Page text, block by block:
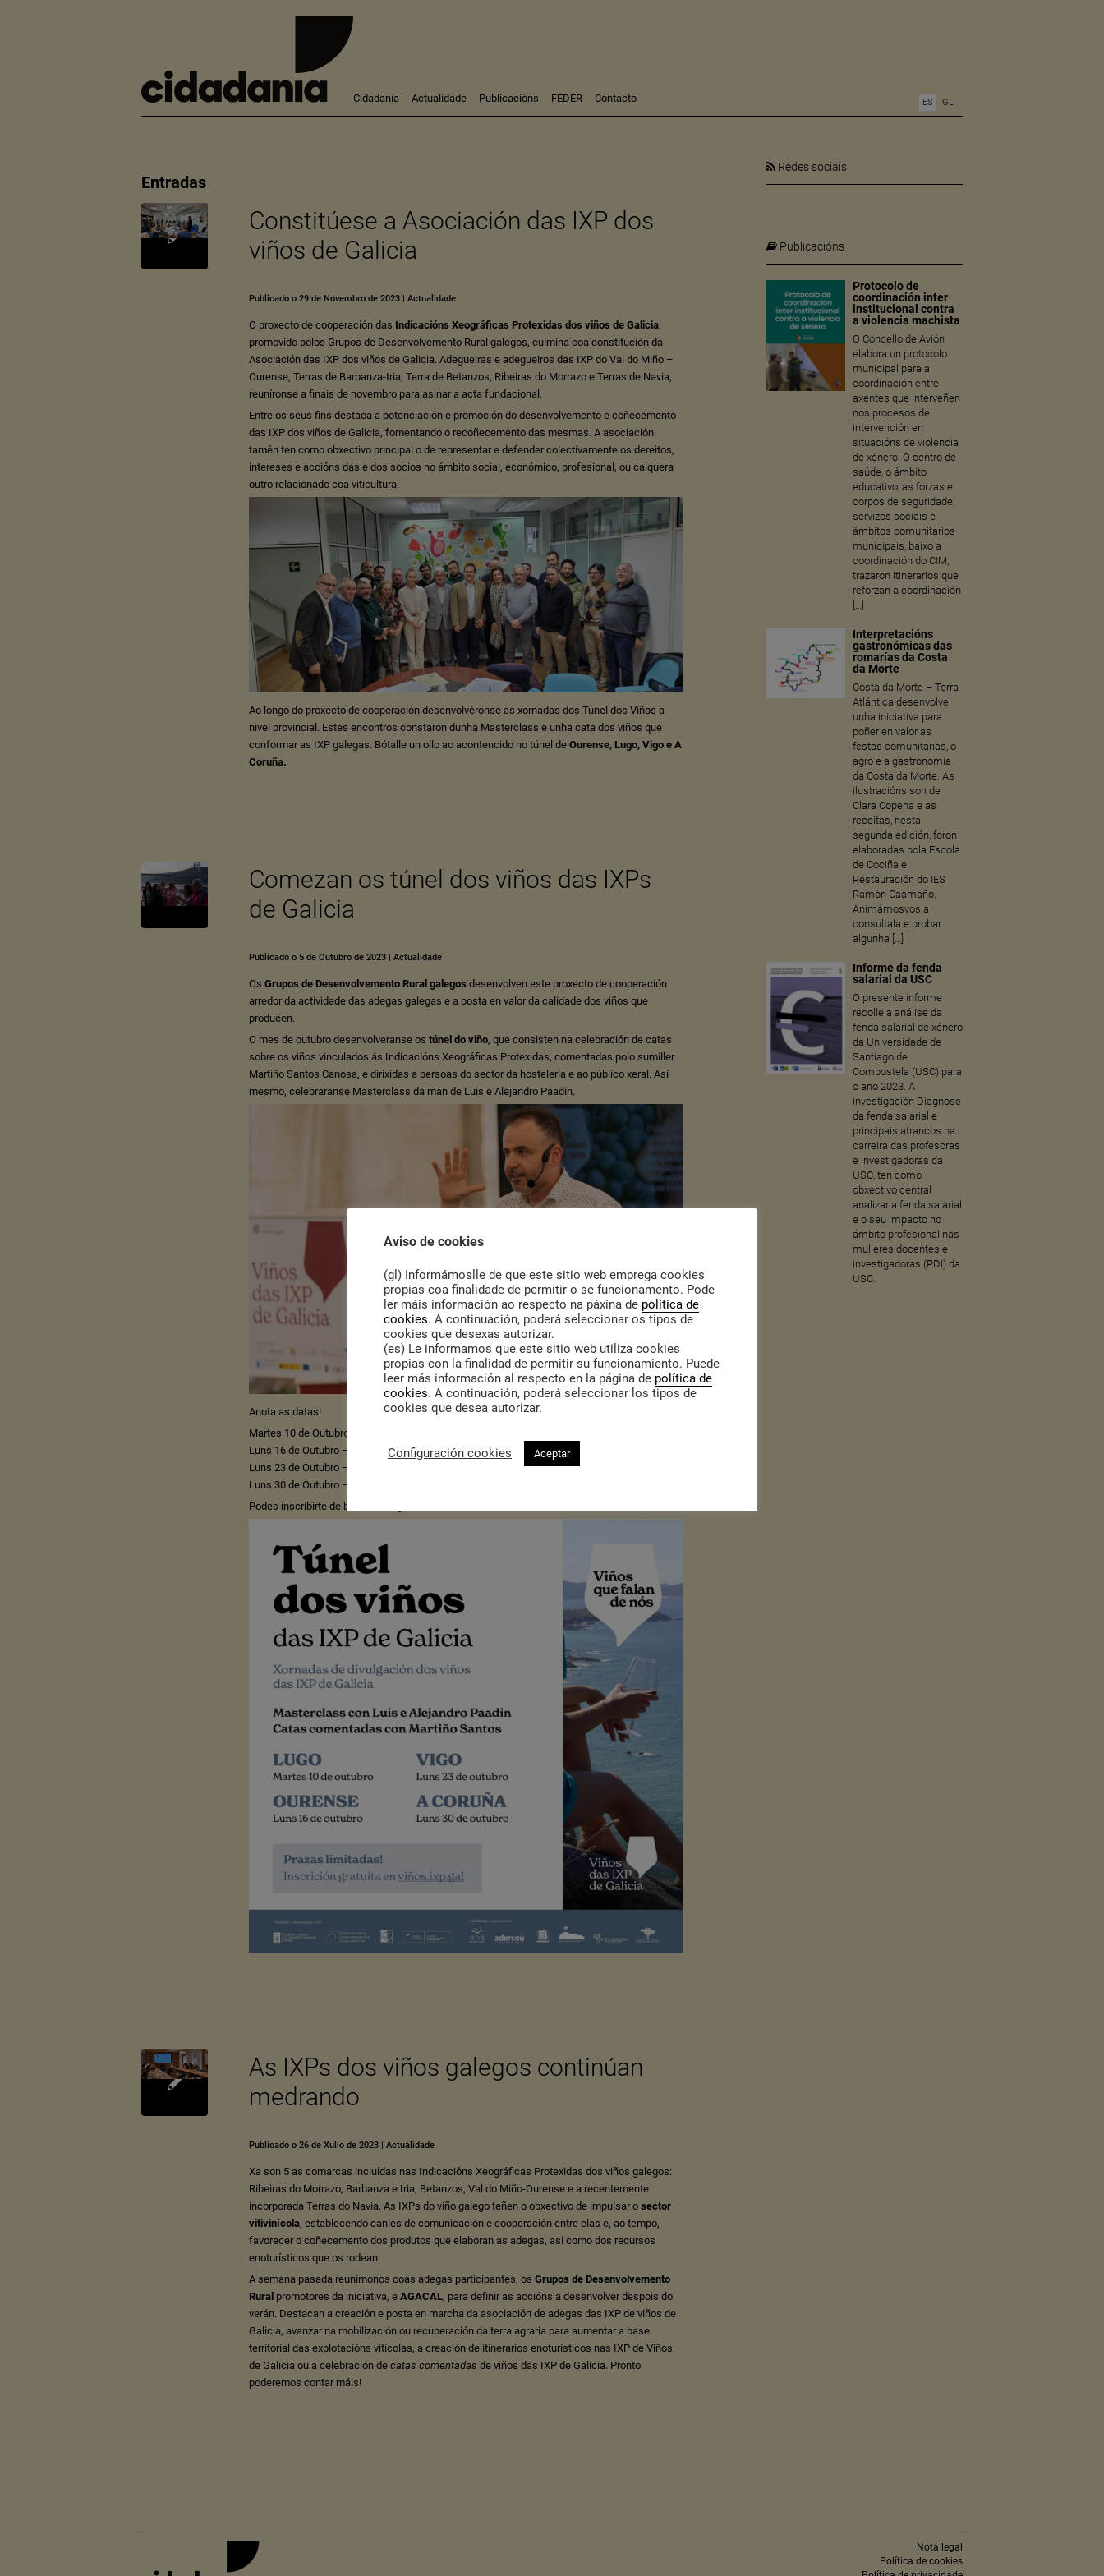
Cidadanía Actualidade Publicacións FEDER Contacto ES GL
Entradas
Constitúese a Asociación das IXP dos
viños de Galicia
Publicado o 29 de Novembro de 2023 | Actualidade
O proxecto de cooperación das Indicacións Xeográficas Protexidas dos viños de Galicia,
promovido polos Grupos de Desenvolvemento Rural galegos, culmina coa constitución da
Asociación das IXP dos viños de Galicia. Adegueiras e adegueiros das IXP do Val do Miño –
Ourense, Terras de Barbanza-Iria, Terra de Betanzos, Ribeiras do Morrazo e Terras de Navia,
reuníronse a finais de novembro para asinar a acta fundacional.
Entre os seus fins destaca a potenciación e promoción do desenvolvemento e coñecemento
das IXP dos viños de Galicia, fomentando o recoñecemento das mesmas. A asociación
tamén ten como obxectivo principal o de representar e defender colectivamente os dereitos,
intereses e accións das e dos socios no ámbito social, económico, profesional, ou calquera
outro relacionado coa viticultura.
Ao longo do proxecto de cooperación desenvolvéronse as xornadas dos Túnel dos Viños a
nivel provincial. Estes encontros constaron dunha Masterclass e unha cata dos viños que
conformar as IXP galegas. Bótalle un ollo ao acontencido no túnel de Ourense, Lugo, Vigo e A
Coruña.
Comezan os túnel dos viños das IXPs
de Galicia
Publicado o 5 de Outubro de 2023 Actualidade
Os Grupos de Desenvolvemento Rural galegos desenvolven este proxecto de cooperación
arredor da actividade das adegas galegas e a posta en valor da calidade dos viños que
producen.
O mes de outubro desenvolveranse os túnel do viño, que consisten na celebración de catas
sobre os viños vinculados ás Indicacións Xeográficas Protexidas, comentadas polo sumiller
Martiño Santos Canosa, e dirixidas a persoas do sector da hostelería e ao público xeral. Así
mesmo, celebraranse Masterclass da man de Luis e Alejandro Paadin.
Anota as datas!
Martes 10 de Outubro – Edificio da Deputación Provincial de Lugo (Lugo)
Luns 16 de Outubro – Centro Cultural Marcos Valcárcel (Ourense)
Luns 23 de Outubro – Espacio Muta (Vigo)
Luns 30 de Outubro – Aula de cata Paadín (A Coruña)
Podes inscribirte de balde no seguinte
As IXPs dos viños galegos continúan
medrando
Publicado o 26 de Xullo de 2023 | Actualidade
Xa son 5 as comarcas incluídas nas Indicacións Xeográficas Protexidas dos viños galegos:
Ribeiras do Morrazo, Barbanza e Iria, Betanzos, Val do Miño-Ourense e a recentemente
incorporada Terras do Navia. As IXPs do viño galego teñen o obxectivo de impulsar o sector
vitivinícola, establecendo canles de comunicación e cooperación entre elas e, ao tempo,
favorecer o coñecemento dos produtos que elaboran as adegas, así como dos recursos
enoturísticos que os rodean.
A semana pasada reunímonos coas adegas participantes, os Grupos de Desenvolvemento
Rural promotores da iniciativa, e AGACAL, para definir as accións a desenvolver despois do
verán. Destacan a creación e posta en marcha da asociación de adegas das IXP de viños de
Galicia, avanzar na mobilización ou recuperación da terra agraria para aumentar a base
territorial das explotacións vitícolas, a creación de itinerarios enoturísticos nas IXP de Viños
de Galicia ou a celebración de catas comentadas de viños das IXP de Galicia. Pronto
poderemos contar máis!
Redes sociais
Publicacións
Protocolo de
coordinación inter
institucional contra
a violencia machista
O Concello de Avión
elabora un protocolo
municipal para a
coordinación entre
axentes que interveñen
nos procesos de
intervención en
situacións de violencia
de xénero. O centro de
saúde, o ámbito
educativo, as forzas e
corpos de seguridade,
servizos sociais e
ámbitos comunitarios
municipais, baixo a
coordinación do CIM,
trazaron itinerarios que
reforzan a coordinación
[…]
Interpretacións
gastronómicas das
romarías da Costa
da Morte
Costa da Morte – Terra
Atlántica desenvolve
unha iniciativa para
poñer en valor as
festas comunitarias, o
agro e a gastronomía
da Costa da Morte. As
ilustracións son de
Clara Copena e as
receitas, nesta
segunda edición, foron
elaboradas pola Escola
de Cociña e
Restauración do IES
Ramón Caamaño.
Animámosvos a
consultala e probar
algunha […]
Informe da fenda
salarial da USC
O presente informe
recolle a análise da
fenda salarial de xénero
da Universidade de
Santiago de
Compostela (USC) para
o ano 2023. A
investigación Diagnose
da fenda salarial e
principais atrancos na
carreira das profesoras
e investigadoras da
USC, ten como
obxectivo central
analizar a fenda salarial
e o seu impacto no
ámbito profesional nas
mulleres docentes e
investigadoras (PDI) da
USC.
Nota legal
Política de cookies
Aviso de cookies
(gl) Informámoslle de que este sitio web emprega cookies
propias coa finalidade de permitir o se funcionamento. Pode
ler máis información ao respecto na páxina de política de
cookies. A continuación, poderá seleccionar os tipos de
cookies que desexas autorizar.
(es) Le informamos que este sitio web utiliza cookies
propias con la finalidad de permitir su funcionamiento. Puede
leer más información al respecto en la página de política de
cookies. A continuación, poderá seleccionar los tipos de
cookies que desea autorizar.
Configuración cookies Aceptar